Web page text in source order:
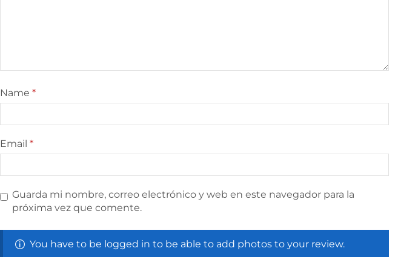
Name *
Email *
Guarda mi nombre, correo electrónico y web en este navegador para la
próxima vez que comente.
You have to be logged in to be able to add photos to your review.